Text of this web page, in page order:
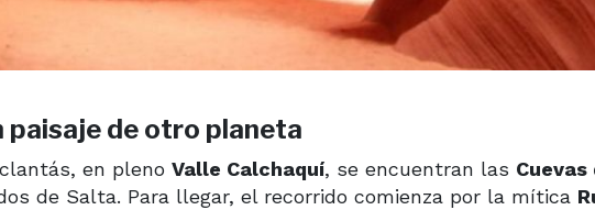
paisaje de otro planeta
en pleno Valle Calchaquí, se encuentran las Cuevas
de Salta. Para llegar, el recorrido comienza por la mítica